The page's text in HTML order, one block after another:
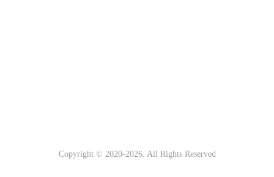
Copyright © 2020-2026. All Rights Reserved